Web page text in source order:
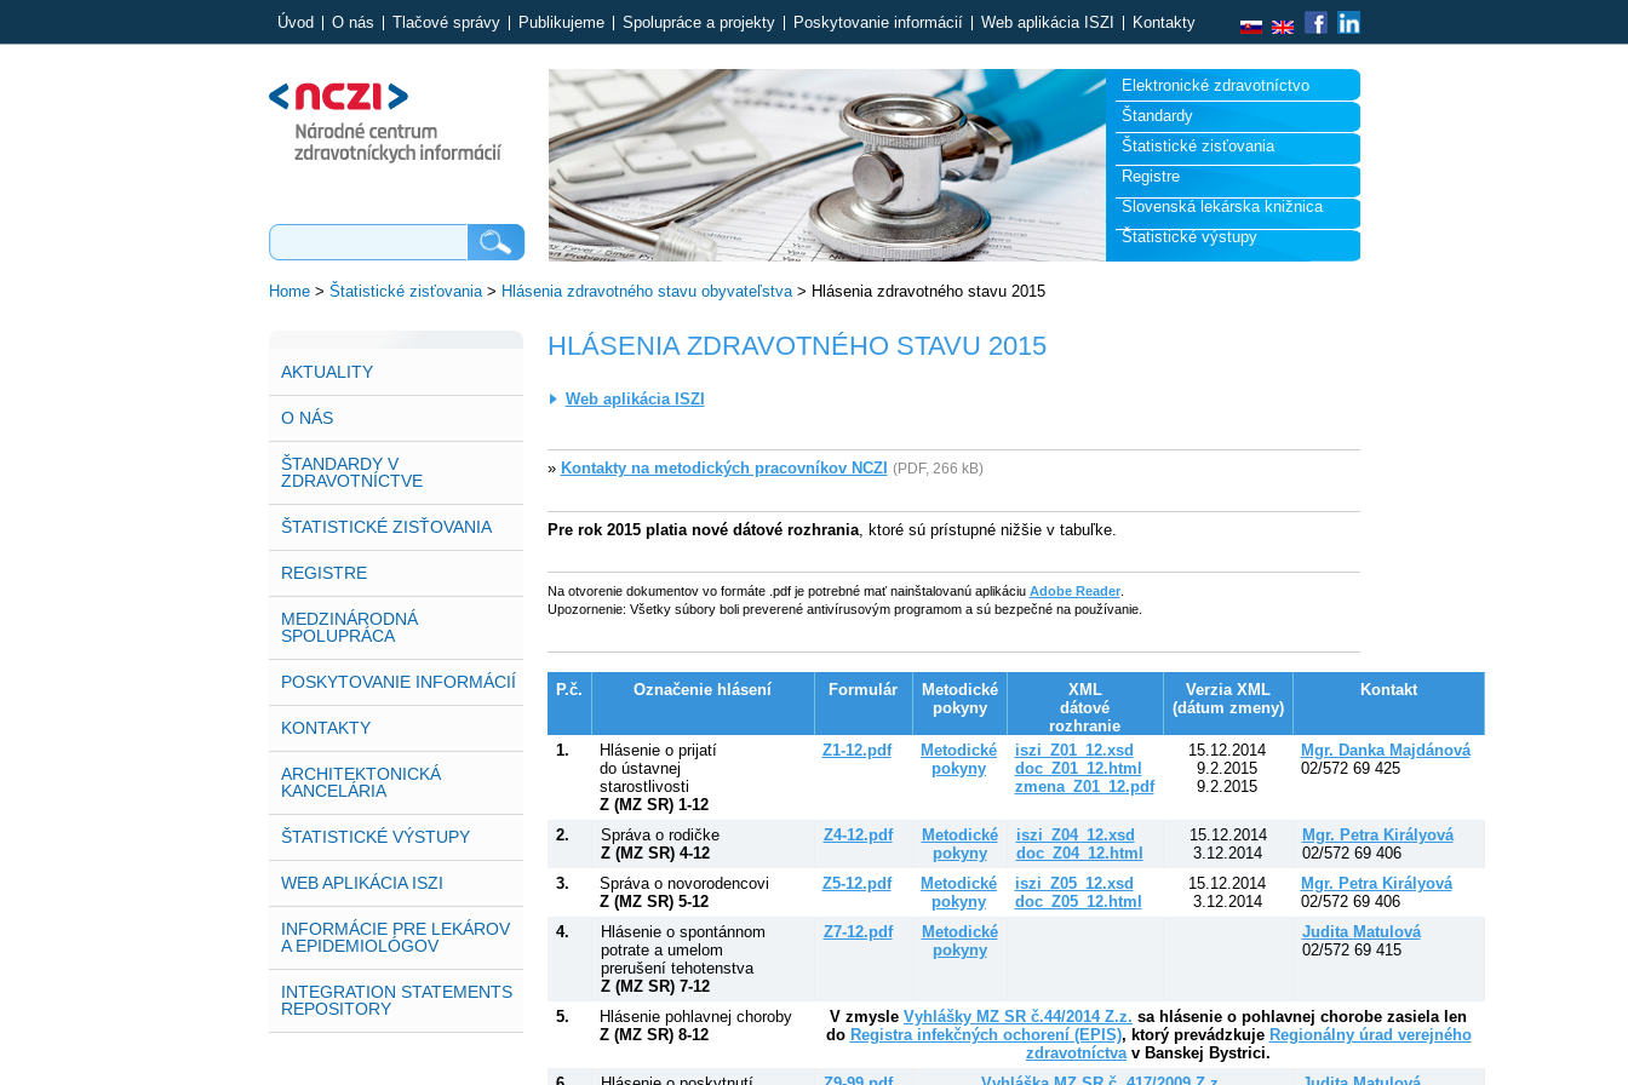
Úvod O nás Tlačové správy Publikujeme Spolupráce a projekty Poskytovanie informácií Web aplikácia ISZI Kontakty
Elektronické zdravotníctvo
Štandardy
Štatistické zisťovania
Registre
Slovenská lekárska knižnica
Štatistické výstupy
Home> Štatistické zisťovania> Hlásenia zdravotného stavu obyvateľstva> Hlásenia zdravotného stavu 2015
AKTUALITY
O NÁS
ŠTANDARDY V
ZDRAVOTNÍCTVE
ŠTATISTICKÉ ZISŤOVANIA
REGISTRE
MEDZINÁRODNÁ
SPOLUPRÁCA
POSKYTOVANIE INFORMÁCIÍ
KONTAKTY
ARCHITEKTONICKÁ
KANCELÁRIA
ŠTATISTICKÉ VÝSTUPY
WEB APLIKÁCIA ISZI
INFORMÁCIE PRE LEKÁROV
A EPIDEMIOLÓGOV
INTEGRATION STATEMENTS
REPOSITORY
HLÁSENIA ZDRAVOTNÉHO STAVU 2015
Web aplikácia ISZI
» Kontakty na metodických pracovníkov NCZI (PDF, 266 kB)
Pre rok 2015 platia nové dátové rozhrania, ktoré sú prístupné nižšie v tabuľke.
Na otvorenie dokumentov vo formáte .pdf je potrebné mať nainštalovanú aplikáciu Adobe Reader.
Upozornenie: Všetky súbory boli preverené antivírusovým programom a sú bezpečné na používanie.
P.č. Označenie hlásení Formulár
Metodické
pokyny
XML
dátové
rozhranie
Verzia XML
(dátum zmeny)
Kontakt
1.
Hlásenie o prijatí
do ústavnej
starostlivosti
Z (MZ SR) 1-12
Z1-12.pdf
Metodické
pokyny
iszi_Z01_12.xsd
doc_Z01_12.html
zmena_Z01_12.pdf
15.12.2014
9.2.2015
9.2.2015
Mgr. Danka Majdánová
02/572 69 425
2.
Správa o rodičke
Z (MZ SR) 4-12
Z4-12.pdf
Metodické
pokyny
iszi_Z04_12.xsd
doc_Z04_12.html
15.12.2014
3.12.2014
Mgr. Petra Királyová
02/572 69 406
3.
Správa o novorodencovi
Z (MZ SR) 5-12
Z5-12.pdf
Metodické
pokyny
iszi_Z05_12.xsd
doc_Z05_12.html
15.12.2014
3.12.2014
Mgr. Petra Királyová
02/572 69 406
4.
Hlásenie o spontánnom
potrate a umelom
prerušení tehotenstva
Z (MZ SR) 7-12
Z7-12.pdf
Metodické
pokyny
Judita Matulová
02/572 69 415
5.
Hlásenie pohlavnej choroby
Z (MZ SR) 8-12
V zmysle Vyhlášky MZ SR č.44/2014 Z.z. sa hlásenie o pohlavnej chorobe zasiela len
do Registra infekčných ochorení (EPIS), ktorý prevádzkuje Regionálny úrad verejného
zdravotníctvav Banskej Bystrici.